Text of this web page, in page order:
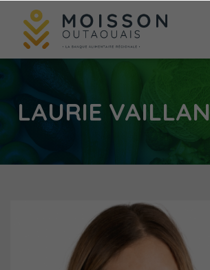
LAURIE